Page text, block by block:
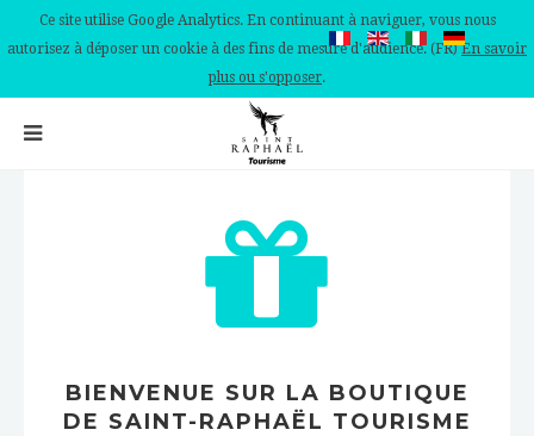
Ce site utilise Google Analytics. En continuant à naviguer, vous nous
autorisez à déposer un cookie à des fins de mesure d'audience. (FR)En savoir
plus ou s'opposer.
BIENVENUE SUR LA BOUTIQUE
DE SAINT-RAPHAËL TOURISME